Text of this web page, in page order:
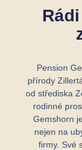
Pension
přírody
od střediska
rodinné
Gemshorn
nejen na
firmy. Své